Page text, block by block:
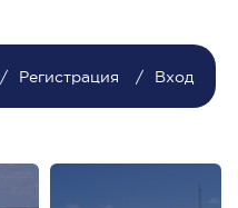
Регистрация Вход